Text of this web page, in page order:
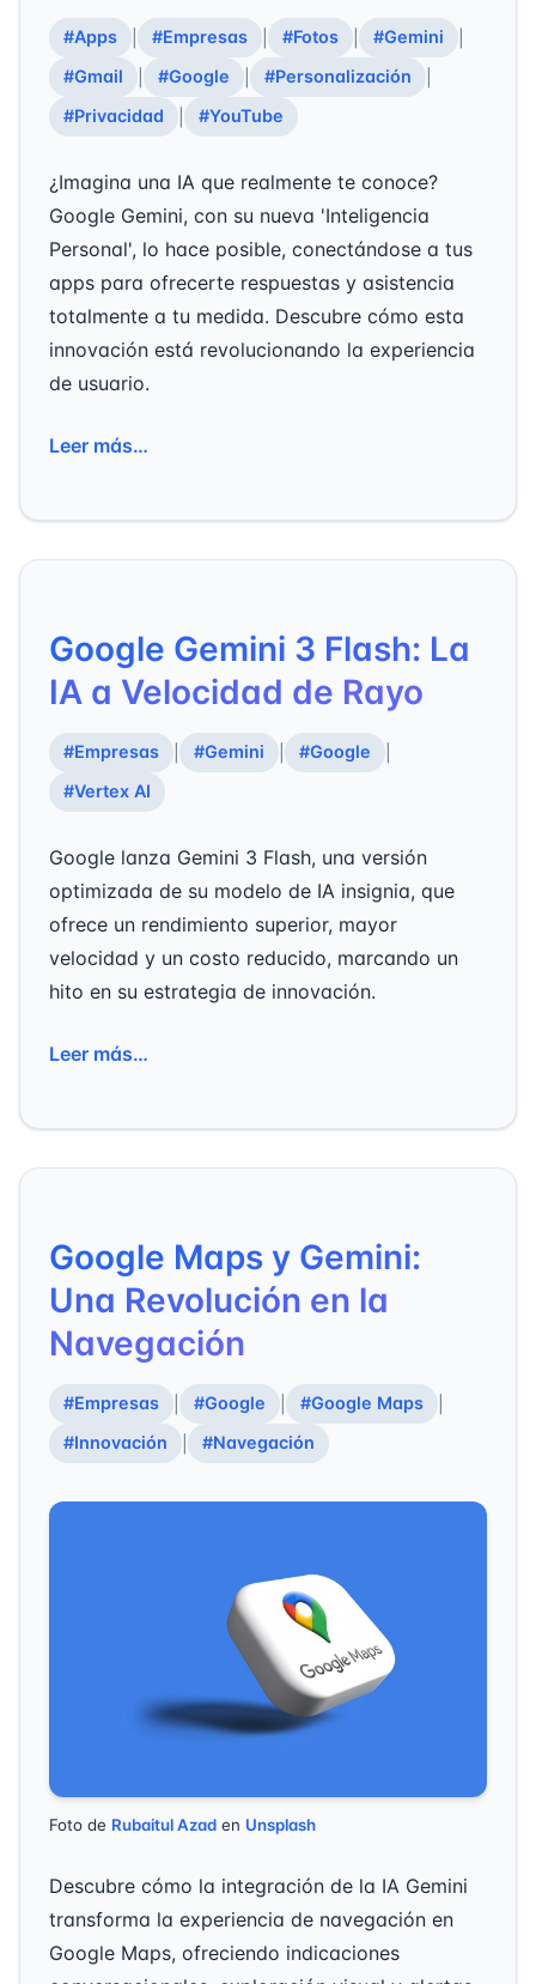
#Apps #Empresas #Fotos #Gemini
#Gmail
#Google #Personalización
#Privacidad
#YouTube
¿Imagina una IA que realmente te conoce?
Google Gemini, con su nueva 'Inteligencia
Personal', lo hace posible, conectándose a tus
apps para ofrecerte respuestas y asistencia
totalmente a tu medida. Descubre cómo esta
innovación está revolucionando la experiencia
de usuario.
Leer más…
Google Gemini 3 Flash: La
IA a Velocidad de Rayo
#Empresas #Gemini #Google
#Vertex AI
Google lanza Gemini 3 Flash, una versión
optimizada de su modelo de IA insignia, que
ofrece un rendimiento superior, mayor
velocidad y un costo reducido, marcando un
hito en su estrategia de innovación.
Leer más…
Google Maps y Gemini:
Una Revolución en la
Navegación
#Empresas #Google #Google Maps
#Innovación
#Navegación
Foto de Rubaitul Azad en Unsplash
Descubre cómo la integración de la IA Gemini
transforma la experiencia de navegación en
Google Maps, ofreciendo indicaciones